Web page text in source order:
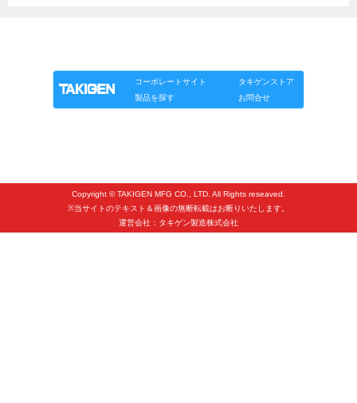
展示会情報／出展告知
海外出張
社外セミナー
コーポレートサイト
タキゲンストア
製品を探す
お問合せ
Copyright © TAKIGEN MFG CO., LTD. All Rights reseaved.
※当サイトのテキスト＆画像の無断転載はお断りいたします。
運営会社：タキゲン製造株式会社